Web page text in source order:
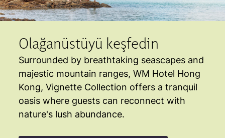
Olağanüstüyü keşfedin
Surrounded by breathtaking seascapes and
majestic mountain ranges, WM Hotel Hong
Kong, Vignette Collection offers a tranquil
oasis where guests can reconnect with
nature's lush abundance.